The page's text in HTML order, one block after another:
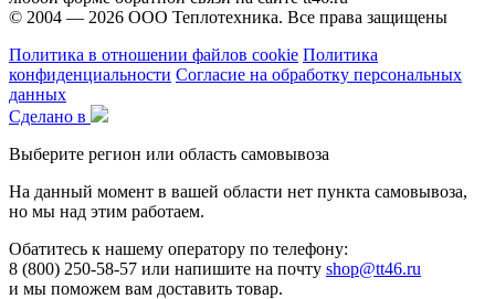
© 2004 — 2026 ООО Теплотехника. Все права защищены
Политика в отношении файлов cookie Политика
конфиденциальности Согласие на обработку персональных
данных
Сделано в
Выберите регион или область самовывоза
На данный момент в вашей области нет пункта самовывоза,
но мы над этим работаем.
Обатитесь к нашему оператору по телефону:
8 (800) 250-58-57 или напишите на почту shop@tt46.ru
и мы поможем вам доставить товар.